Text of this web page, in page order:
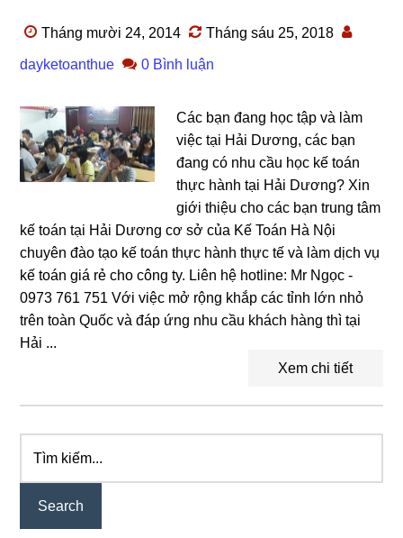
Tháng mười 24, 2014 Tháng sáu 25, 2018
dayketoanthue 0 Bình luận
Các bạn đang học tập và làm
việc tại Hải Dương, các bạn
đang có nhu cầu học kế toán
thực hành tại Hải Dương? Xin
giới thiệu cho các bạn trung tâm
kế toán tại Hải Dương cơ sở của Kế Toán Hà Nội
chuyên đào tạo kế toán thực hành thực tế và làm dịch vụ
kế toán giá rẻ cho công ty. Liên hệ hotline: Mr Ngọc -
0973 761 751 Với việc mở rộng khắp các tỉnh lớn nhỏ
trên toàn Quốc và đáp ứng nhu cầu khách hàng thì tại
Hải ...
Xem chi tiết
Primary
Sidebar
kiếm...